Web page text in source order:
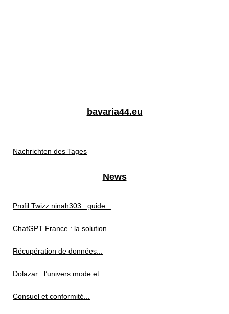
bavaria44.eu
Nachrichten des Tages
News
Profil Twizz ninah303 : guide...
ChatGPT France : la solution...
Récupération de données...
Dolazar : l’univers mode et...
Consuel et conformité...